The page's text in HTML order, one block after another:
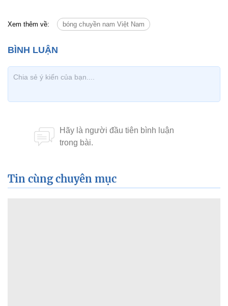
Xem thêm về: bóng chuyền nam Việt Nam
Tin cùng chuyên mục